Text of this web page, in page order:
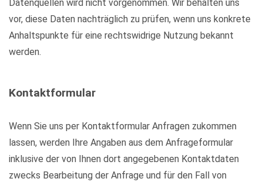
Datenquellen wird nicht vorgenommen. Wir behalten uns
vor, diese Daten nachträglich zu prüfen, wenn uns konkrete
Anhaltspunkte für eine rechtswidrige Nutzung bekannt
werden.
Kontaktformular
Wenn Sie uns per Kontaktformular Anfragen zukommen
lassen, werden Ihre Angaben aus dem Anfrageformular
inklusive der von Ihnen dort angegebenen Kontaktdaten
zwecks Bearbeitung der Anfrage und für den Fall von